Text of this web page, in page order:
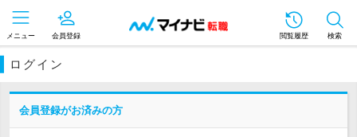
メニュー 会員登録 閲覧履歴 検索
ログイン
会員登録がお済みの方